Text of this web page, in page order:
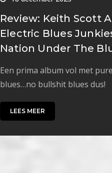
Review: Keith Scott
Electric Blues
Nation Under The
Een prima album vol met
blues…no bullshit blues dus!
LEES MEER